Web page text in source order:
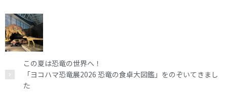
この夏は恐竜の世界へ！
「ヨコハマ恐竜展2026 恐竜の食卓大図鑑」をのぞいてきまし
た